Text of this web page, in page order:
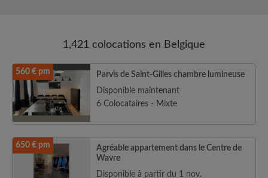
1,421 colocations en Belgique
560 € pm
Parvis de Saint-Gilles chambre lumineuse
Disponible maintenant
6 Colocataires - Mixte
650 € pm
Agréable appartement dans le Centre de
Wavre
Disponible à partir du 1 nov.